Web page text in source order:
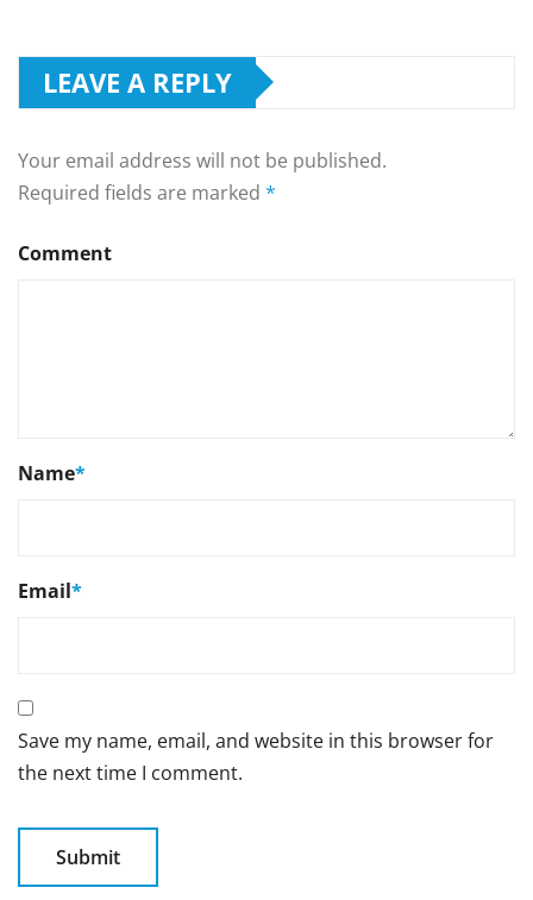
LEAVE A REPLY
Your email address will not be published.
Required fields are marked *
Comment
Name*
Email*
Save my name, email, and website in this browser for
the next time I comment.